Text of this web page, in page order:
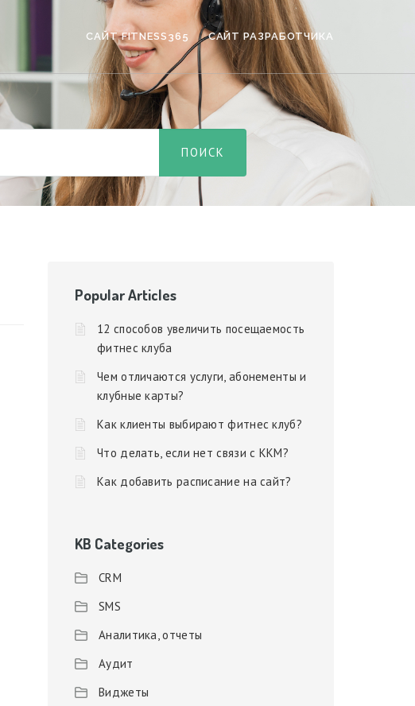
САЙТ FITNESS365 САЙТ РАЗРАБОТЧИКА
Popular Articles
12 способов увеличить посещаемость
фитнес клуба
Чем отличаются услуги, абонементы и
клубные карты?
Как клиенты выбирают фитнес клуб?
Что делать, если нет связи с ККМ?
Как добавить расписание на сайт?
KB Categories
CRM
SMS
Аналитика, отчеты
Аудит
Виджеты